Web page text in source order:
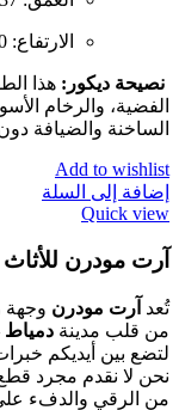
الارتفاع: 40 سم.
نصيحة ديكور: هذا
الفضية، والرخام
الساخنة والضيافة
Add to wishlist
إضافة إلى السلة
Quick view
آرت مودرن
تُعد آرت مودرن وجهة
من قلب مدينة دمياط
لتضع بين أيديكم
نحن لا نقدم مجرد
من الرقي والدفء